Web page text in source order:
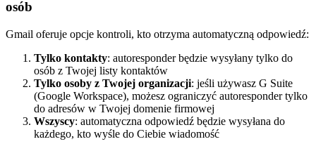
osób
Gmail oferuje opcje kontroli, kto otrzyma automatyczną odpowiedź:
Tylko kontakty: autoresponder będzie wysyłany tylko do
osób z Twojej listy kontaktów
Tylko osoby z Twojej organizacji: jeśli używasz G Suite
(Google Workspace), możesz ograniczyć autoresponder tylko
do adresów w Twojej domenie firmowej
Wszyscy: automatyczna odpowiedź będzie wysyłana do
każdego, kto wyśle do Ciebie wiadomość